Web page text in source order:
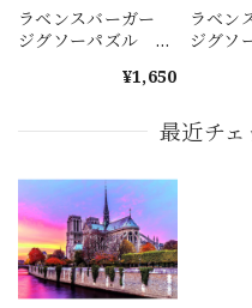
ラベンスバーガー
ジグソーパズル 太
¥1,650
ラベン
ジグソ
最近チ